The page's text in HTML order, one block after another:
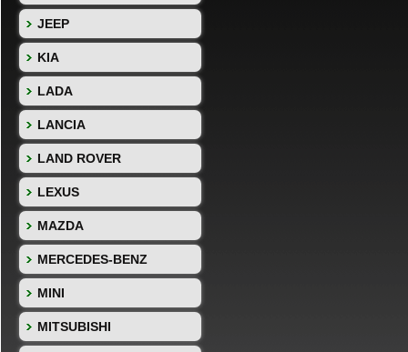
JEEP
KIA
LADA
LANCIA
LAND ROVER
LEXUS
MAZDA
MERCEDES-BENZ
MINI
MITSUBISHI